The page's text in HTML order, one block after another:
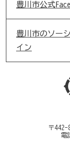
豊川市公式
豊川市のソー
イン
〒442-
電